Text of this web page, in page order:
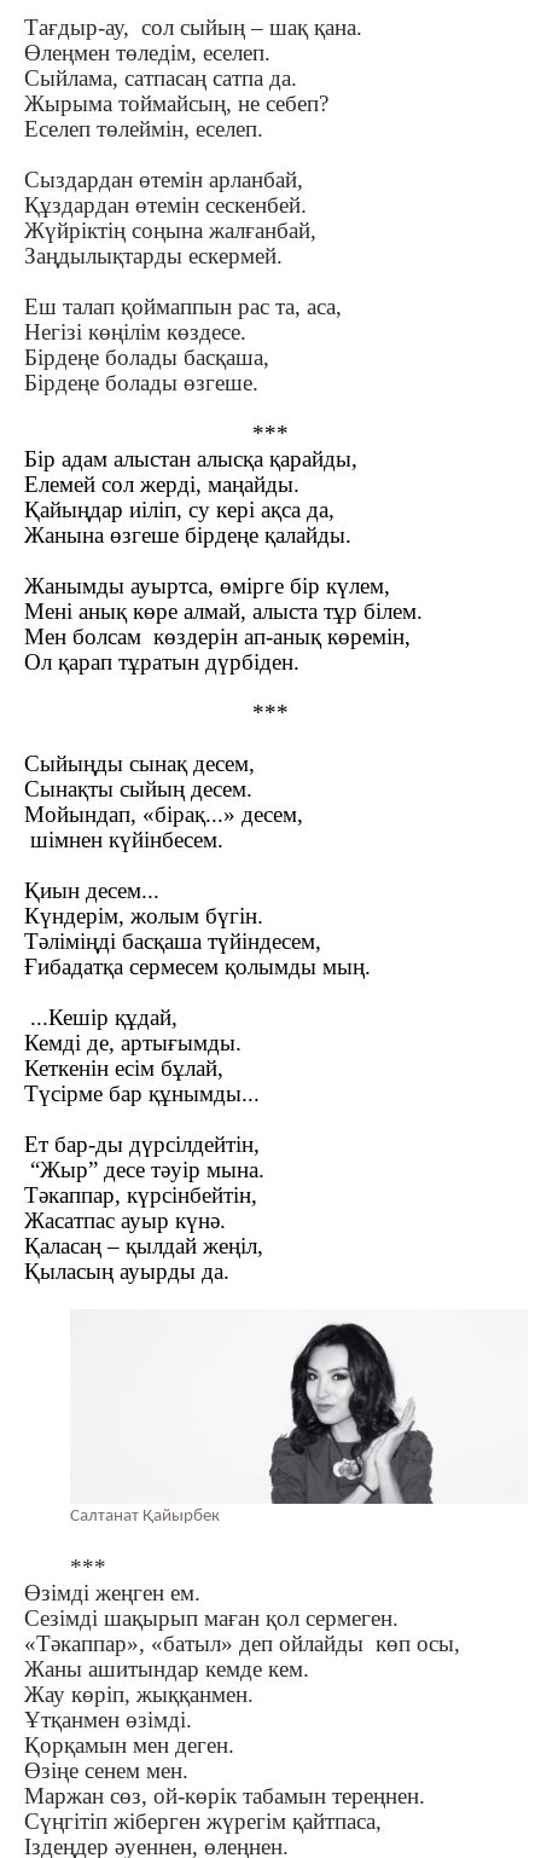
Тағдыр-ау, сол сыйың – шақ қана.
Өлеңмен төледім, еселеп.
Сыйлама, сатпасаң сатпа да.
Жырыма тоймайсың, не себеп?
Еселеп төлеймін, еселеп.
Сыздардан өтемін арланбай,
Құздардан өтемін сескенбей.
Жүйріктің соңына жалғанбай,
Заңдылықтарды ескермей.
Еш талап қоймаппын рас та, аса,
Негізі көңілім көздесе.
Бірдеңе болады басқаша,
Бірдеңе болады өзгеше.
***
Бір адам алыстан алысқа қарайды,
Елемей сол жерді, маңайды.
Қайыңдар иіліп, су кері ақса да,
Жанына өзгеше бірдеңе қалайды.
Жанымды ауыртса, өмірге бір күлем,
Мені анық көре алмай, алыста тұр білем.
Мен болсам көздерін ап-анық көремін,
Ол қарап тұратын дүрбіден.
***
Сыйыңды сынақ десем,
Сынақты сыйың десем.
Мойындап, «бірақ...» десем,
шімнен күйінбесем.
Қиын десем...
Күндерім, жолым бүгін.
Тәліміңді басқаша түйіндесем,
Ғибадатқа сермесем қолымды мың.
...Кешір құдай,
Кемді де, артығымды.
Кеткенін есім бұлай,
Түсірме бар құнымды...
Ет бар-ды дүрсілдейтін,
“Жыр” десе тәуір мына.
Тәкаппар, күрсінбейтін,
Жасатпас ауыр күнә.
Қаласаң– қылдай жеңіл,
Қыласың ауырды да.
Салтанат Қайырбек
***
Өзімді жеңген ем.
Сезімді шақырып маған қол сермеген.
«Тәкаппар», «батыл» деп ойлайды көп осы,
Жаны ашитындар кемде кем.
Жау көріп, жыққанмен.
Ұтқанмен өзімді.
Қорқамын мен деген.
Өзіңе сенем мен.
Маржан сөз, ой-көрік табамын тереңнен.
Сүңгітіп жіберген жүрегім қайтпаса,
Іздеңдер әуеннен, өлеңнен.